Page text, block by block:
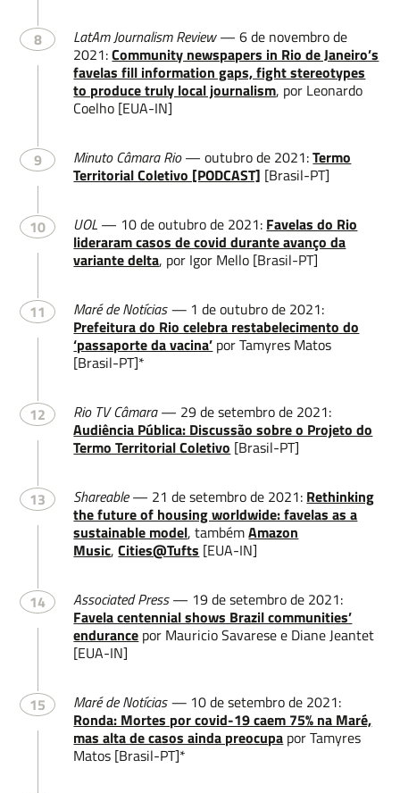
8 LatAm Journalism Review— 6 de novembro de
2021:Community newspapers in Rio de Janeiro’s
favelas fill information gaps, fight stereotypes
to produce truly local journalism, por Leonardo
Coelho [EUA-IN]
9 Minuto Câmara Rio— outubro de 2021:Termo
Territorial Coletivo [PODCAST] [Brasil-PT]
10 UOL — 10 de outubro de 2021: Favelas do Rio
lideraram casos de covid durante avanço da
variante delta, por Igor Mello [Brasil-PT]
11 Maré de Notícias — 1 de outubro de 2021:
Prefeitura do Rio celebra restabelecimento do
‘passaporte da vacina’ por Tamyres Matos
[Brasil-PT]*
12 Rio TV Câmara— 29 de setembro de 2021:
Audiência Pública: Discussão sobre o Projeto do
Termo Territorial Coletivo [Brasil-PT]
13 Shareable— 21 de setembro de 2021: Rethinking
the future of housing worldwide: favelas as a
sustainable model, tambémAmazon
Music,Cities@Tufts [EUA-IN]
14 Associated Press— 19 de setembro de 2021:
Favela centennial shows Brazil communities’
endurance por Mauricio Savarese e Diane Jeantet
[EUA-IN]
15 Maré de Notícias — 10 de setembro de 2021:
Ronda: Mortes por covid-19 caem 75% na Maré,
mas alta de casos ainda preocupa por Tamyres
Matos [Brasil-PT]*
Name
Lastname
Email
Leave a message
Enviar